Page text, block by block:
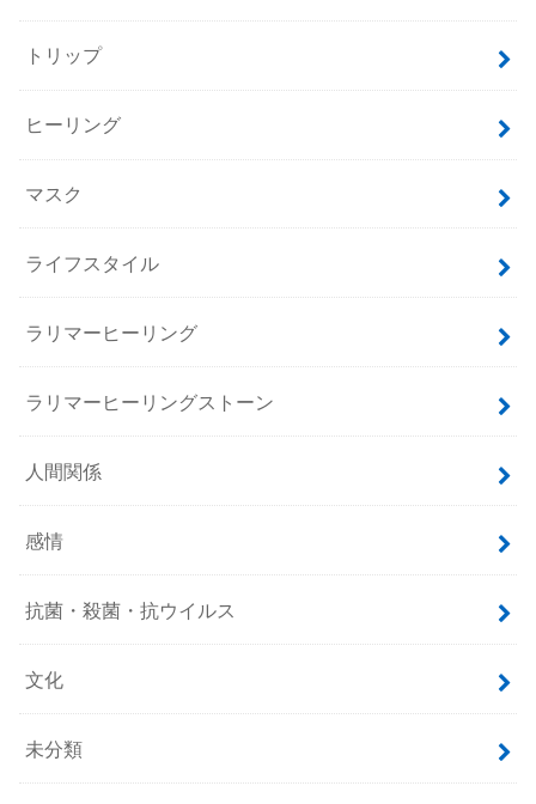
トリップ
ヒーリング
マスク
ライフスタイル
ラリマーヒーリング
ラリマーヒーリングストーン
人間関係
感情
抗菌・殺菌・抗ウイルス
文化
未分類